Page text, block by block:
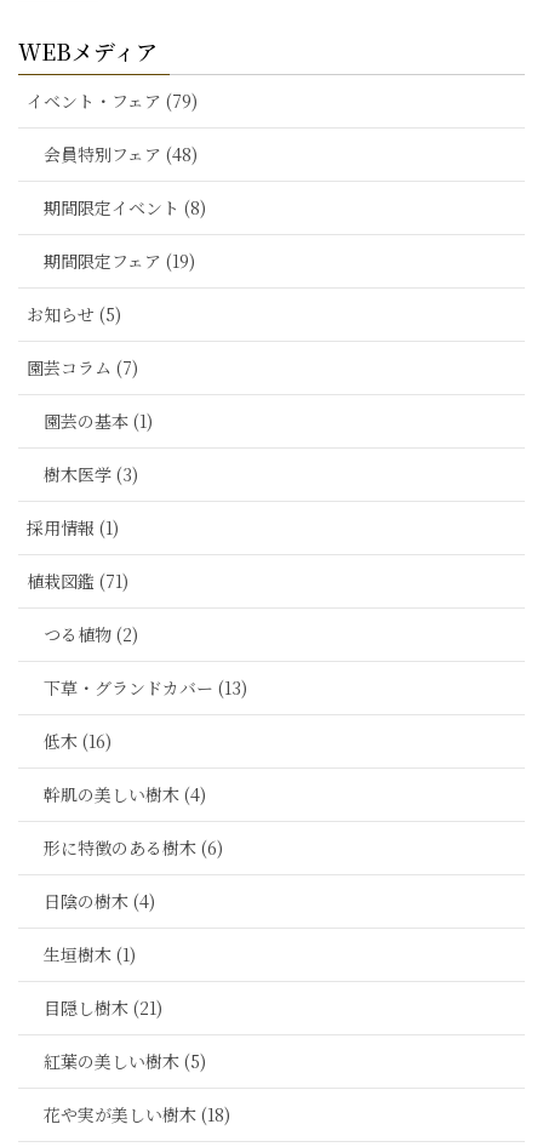
WEBメディア
イベント・フェア (79)
会員特別フェア (48)
期間限定イベント (8)
期間限定フェア (19)
お知らせ (5)
園芸コラム (7)
園芸の基本 (1)
樹木医学 (3)
採用情報 (1)
植栽図鑑 (71)
つる植物 (2)
下草・グランドカバー (13)
低木 (16)
幹肌の美しい樹木 (4)
形に特徴のある樹木 (6)
日陰の樹木 (4)
生垣樹木 (1)
目隠し樹木 (21)
紅葉の美しい樹木 (5)
花や実が美しい樹木 (18)